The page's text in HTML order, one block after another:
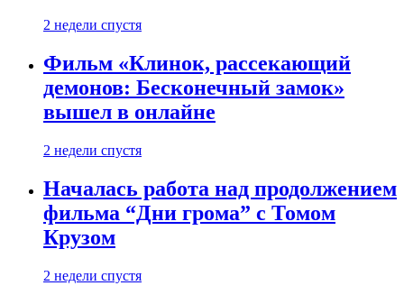
2 недели спустя
Фильм «Клинок, рассекающий
демонов: Бесконечный замок»
вышел в онлайне
2 недели спустя
Началась работа над продолжением
фильма “Дни грома” с Томом
Крузом
2 недели спустя